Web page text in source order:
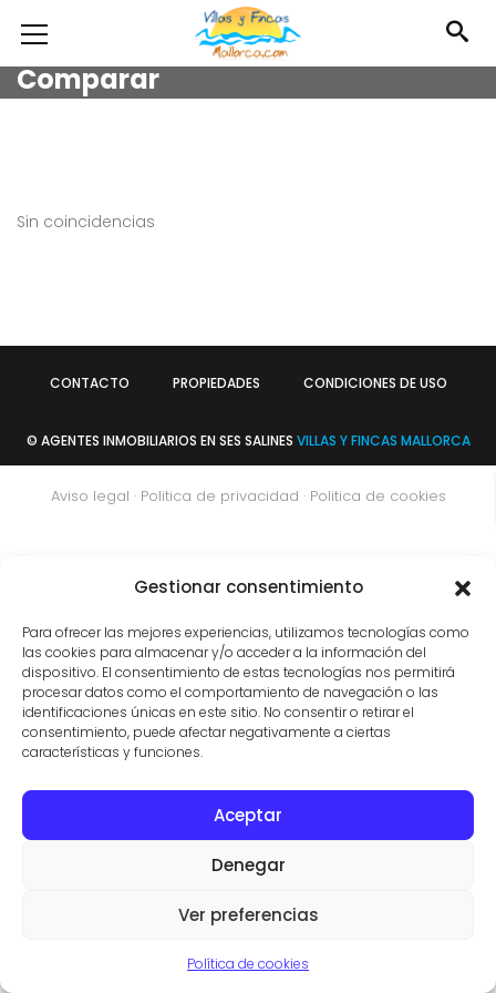
Gestionar consentimiento
Para ofrecer las mejores experiencias, utilizamos tecnologías como
las cookies para almacenar y/o acceder a la información del
dispositivo. El consentimiento de estas tecnologías nos permitirá
procesar datos como el comportamiento de navegación o las
identificaciones únicas en este sitio. No consentir o retirar el
consentimiento, puede afectar negativamente a ciertas
características y funciones.
Aceptar
Denegar
Ver preferencias
Política de cookies
Comparar
Sin coincidencias
CONTACTO PROPIEDADES CONDICIONES DE USO
© AGENTES INMOBILIARIOS EN SES SALINES VILLAS Y FINCAS MALLORCA
Aviso legal · Politica de privacidad · Politica de cookies